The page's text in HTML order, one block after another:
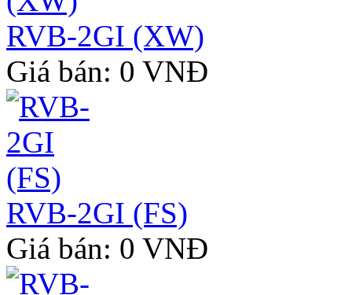
RVB-2GI (XW)
Giá bán: 0 VNĐ
RVB-2GI (FS)
Giá bán: 0 VNĐ